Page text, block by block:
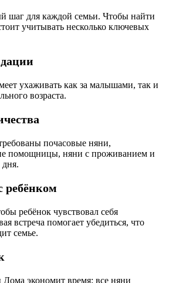
для каждой семьи. Чтобы найти
учитывать несколько ключевых
ухаживать как за малышами, так и
возраста.
почасовые няни,
помощницы, няни с проживанием и
ребёнком
ребёнок чувствовал себя
встреча помогает убедиться, что
семье.
экономит время: все няни